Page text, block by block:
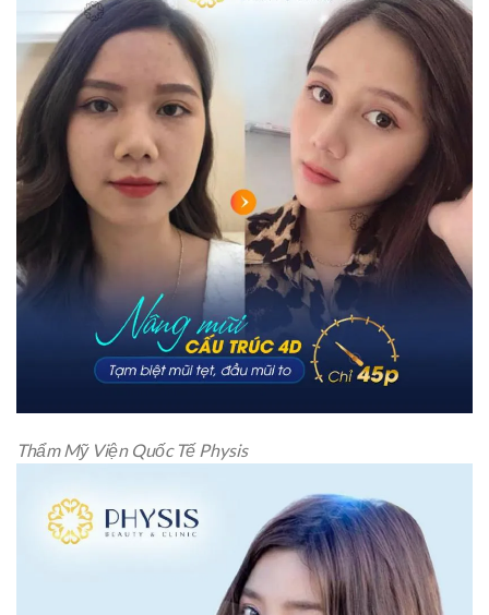
Thẩm Mỹ Viện Quốc Tế Physis